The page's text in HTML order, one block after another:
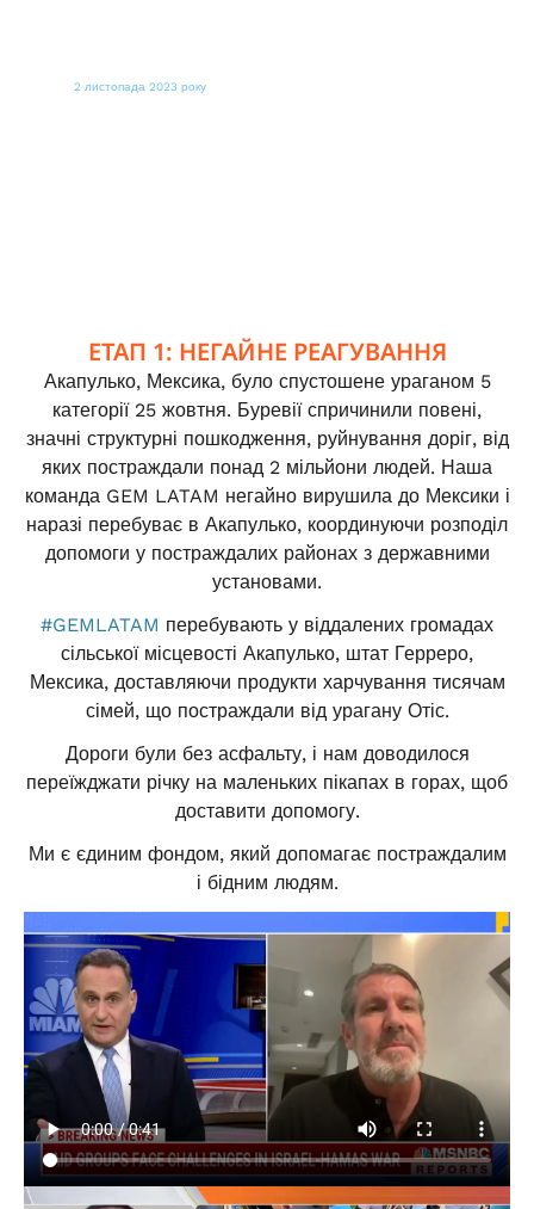
2 листопада 2023 року
ЕТАП 1: НЕГАЙНЕ РЕАГУВАННЯ
Акапулько, Мексика, було спустошене ураганом 5
категорії 25 жовтня. Буревії спричинили повені,
значні структурні пошкодження, руйнування доріг, від
яких постраждали понад 2 мільйони людей. Наша
команда GEM LATAM негайно вирушила до Мексики і
наразі перебуває в Акапулько, координуючи розподіл
допомоги у постраждалих районах з державними
установами.
#GEMLATAM перебувають у віддалених громадах
сільської місцевості Акапулько, штат Герреро,
Мексика, доставляючи продукти харчування тисячам
сімей, що постраждали від урагану Отіс.
Дороги були без асфальту, і нам доводилося
переїжджати річку на маленьких пікапах в горах, щоб
доставити допомогу.
Ми є єдиним фондом, який допомагає постраждалим
і бідним людям.